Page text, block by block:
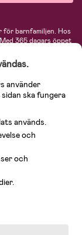
för barnfamiljen. Hos
Med 365 dagars öppet
kläder för barn och
leksaker,
Didriksons,
och många fler.
babybutik på nätet!
använder
ska fungera
används.
och
och